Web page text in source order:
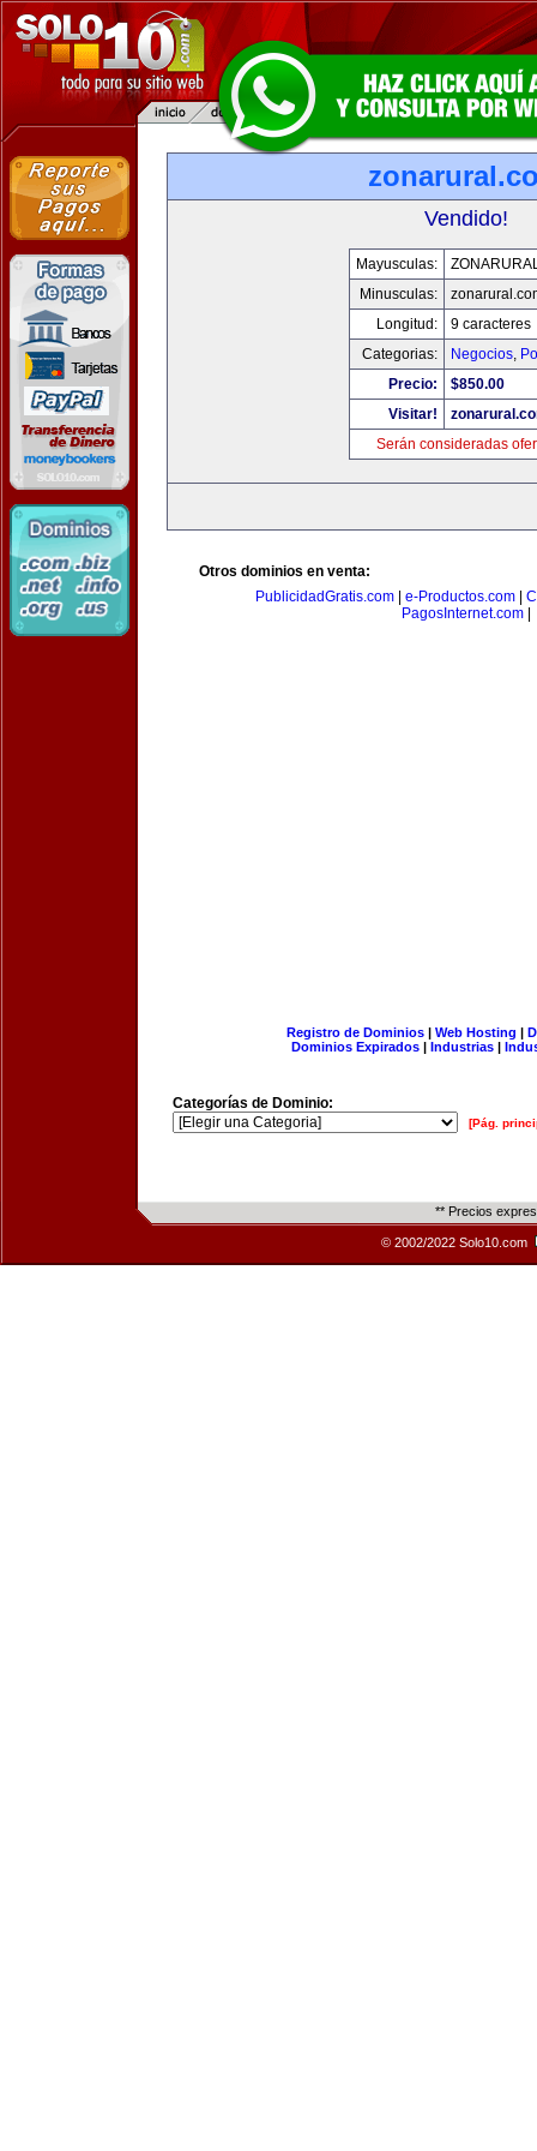
Vendido!
Mayusculas:
Minusculas:
Longitud:
9 caracteres
Categorias:
Negocios,
Precio:
$850.00
Visitar!
Serán consideradas
Otros dominios en venta:
PublicidadGratis.com
e-Productos.com
PagosInternet.com
Registro de Dominios| Web Hosting |
Dominios Expirados | Industrias |
Categorías de Dominio:
[Pág.
** Precios
© 2002/2022 Solo10.com